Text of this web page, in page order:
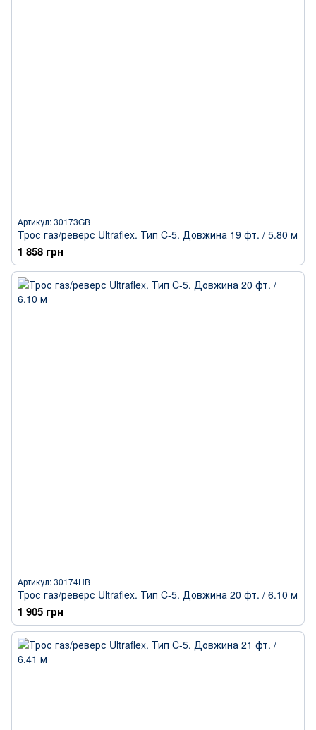
Артикул: 30173GB
Трос газ/реверс Ultraflex. Тип C-5. Довжина 19 фт. / 5.80 м
1 858 грн
Артикул: 30174HB
Трос газ/реверс Ultraflex. Тип C-5. Довжина 20 фт. / 6.10 м
1 905 грн